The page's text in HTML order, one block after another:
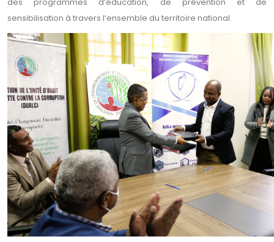
sensibilisation à travers l’ensemble du territoire national.